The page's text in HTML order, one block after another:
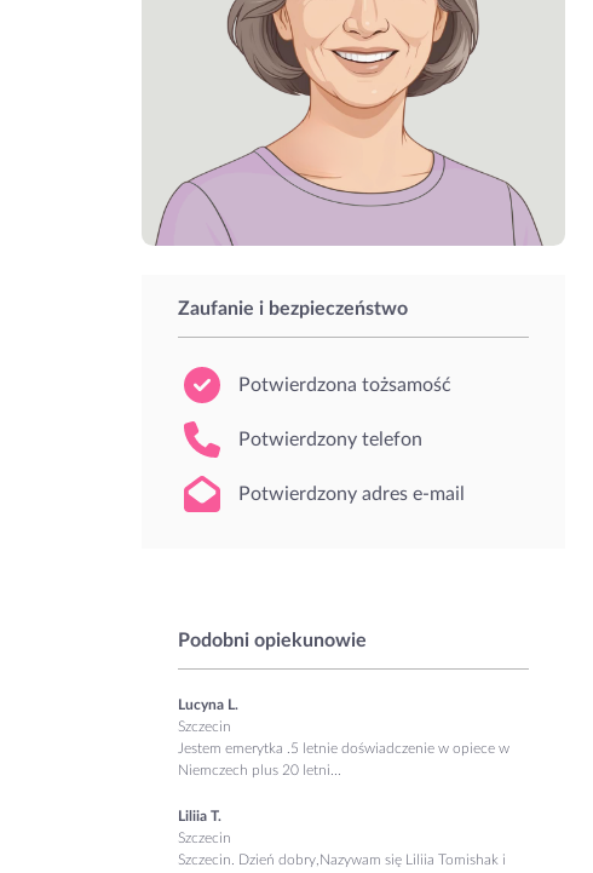
Zaufanie i bezpieczeństwo
Potwierdzona tożsamość
Potwierdzony telefon
Potwierdzony adres e-mail
Podobni opiekunowie
Lucyna L.
Szczecin
Jestem emerytka .5 letnie doświadczenie w opiece w
Niemczech plus 20 letni...
Liliia T.
Szczecin
Szczecin. Dzień dobry, ​Nazywam się Liliia Tomishak i